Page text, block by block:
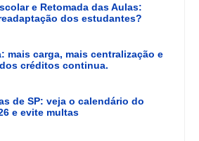
e Retomada das Aulas:
dos estudantes?
mais carga, mais centralização e
créditos continua.
de SP: veja o calendário do
e evite multas